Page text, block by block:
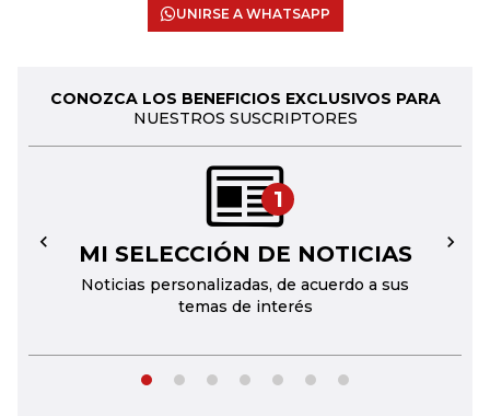
UNIRSE A WHATSAPP
CONOZCA LOS BENEFICIOS EXCLUSIVOS PARA
NUESTROS SUSCRIPTORES
1
MI SELECCIÓN DE NOTICIAS
Noticias personalizadas, de acuerdo a sus
temas de interés
← →